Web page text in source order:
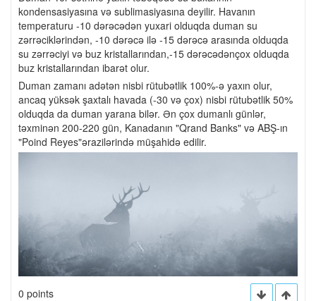
kondensasiyasına və sublimasiyasına deyilir. Havanın
temperaturu -10 dərəcədən yuxari olduqda duman su
zərrəciklərindən, -10 dərəcə ilə -15 dərəcə arasında olduqda
su zərrəciyi və buz kristallarından,-15 dərəcədənçox olduqda
buz kristallarından ibarət olur.
Duman zamanı adətən nisbi rütubətlik 100%-ə yaxın olur,
ancaq yüksək şaxtalı havada (-30 və çox) nisbi rütubətlik 50%
olduqda da duman yarana bilər. Ən çox dumanlı günlər,
təxminən 200-220 gün, Kanadanın "Qrand Banks" və ABŞ-ın
"Poind Reyes"ərazilərində müşahidə edilir.
0 points